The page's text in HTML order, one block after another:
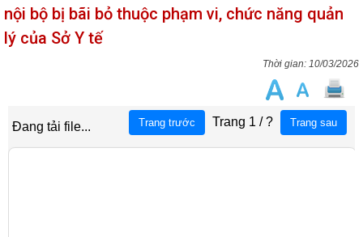
nội bộ bị bãi bỏ thuộc phạm vi, chức năng quản
lý của Sở Y tế
10/03/2026